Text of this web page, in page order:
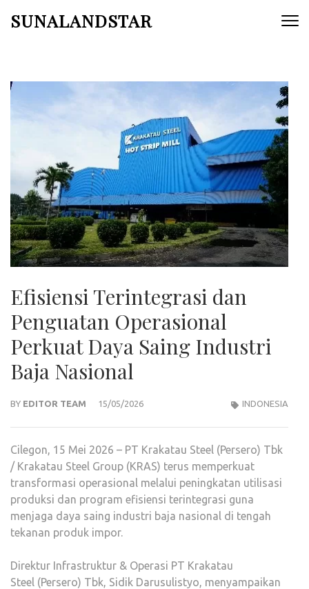
SUNALANDSTAR
Efisiensi Terintegrasi dan
Penguatan Operasional
Perkuat Daya Saing Industri
Baja Nasional
BY EDITOR TEAM 15/05/2026 INDONESIA
Cilegon, 15 Mei 2026 – PT Krakatau Steel (Persero) Tbk
/ Krakatau Steel Group (KRAS) terus memperkuat
transformasi operasional melalui peningkatan utilisasi
produksi dan program efisiensi terintegrasi guna
menjaga daya saing industri baja nasional di tengah
tekanan produk impor.
Direktur Infrastruktur & Operasi PT Krakatau
Steel (Persero) Tbk, Sidik Darusulistyo, menyampaikan